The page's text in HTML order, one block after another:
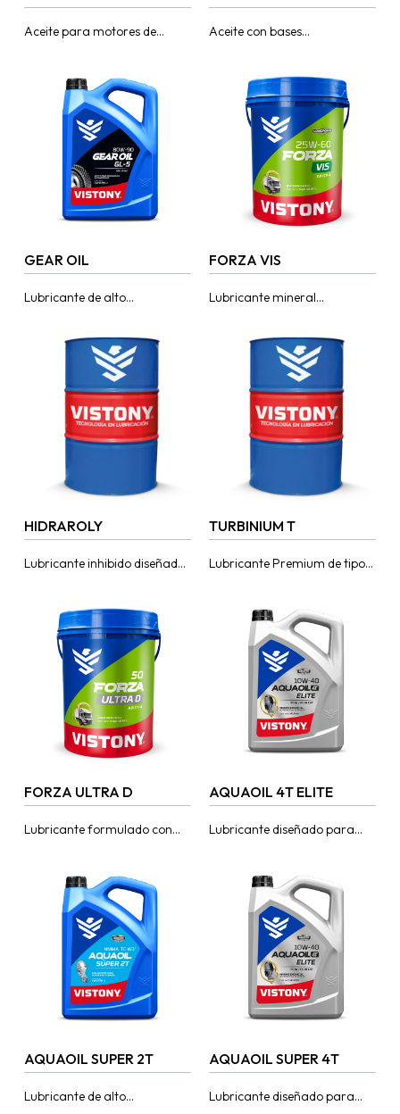
Aceite para motores de
con diésel, elaborados con
bases y aditivos...
Aceite con bases
aditivos de extrema presión
para la lubricación de
engranajes...
GEAR OIL
Lubricante de alto
Azufre-Fosforo de extrema
presión, que reduce el
coeficiente de...
FORZA VIS
Lubricante mineral
refinadas con un moderno
paquete de aditivos que
aumentan la vida útil...
HIDRAROLY
Lubricante inhibido diseñado
Proporciona excelente
control de la oxidación,
herrumbre...
TURBINIUM T
Lubricante Premium de tipo
Recomendado
particularmente para la
lubricación de turbinas...
FORZA ULTRA D
Lubricante formulado con
turbocargados y de
aspiración natural, que
operan en régimen de
AQUAOIL 4T ELITE
Lubricante diseñado para
de borda (outboard)
enfriados con agua. Es...
AQUAOIL SUPER 2T
Lubricante de alto
AQUAOIL SUPER 4T
Lubricante diseñado para